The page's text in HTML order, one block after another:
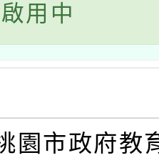
用中
園市政府教